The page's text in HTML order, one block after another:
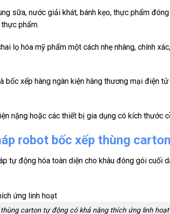
sữa, nước giải khát, bánh kẹo, thực phẩm
phẩm.
lọ hóa mỹ phẩm một cách nhẹ nhàng, chính
bốc xếp hàng ngàn kiện hàng thương mại điện
nặng hoặc các thiết bị gia dụng có kích thước
robot bốc xếp thùng
tự động hóa toàn diện cho khâu đóng gói cuối
carton tự động có khả năng thích ứng linh hoạt